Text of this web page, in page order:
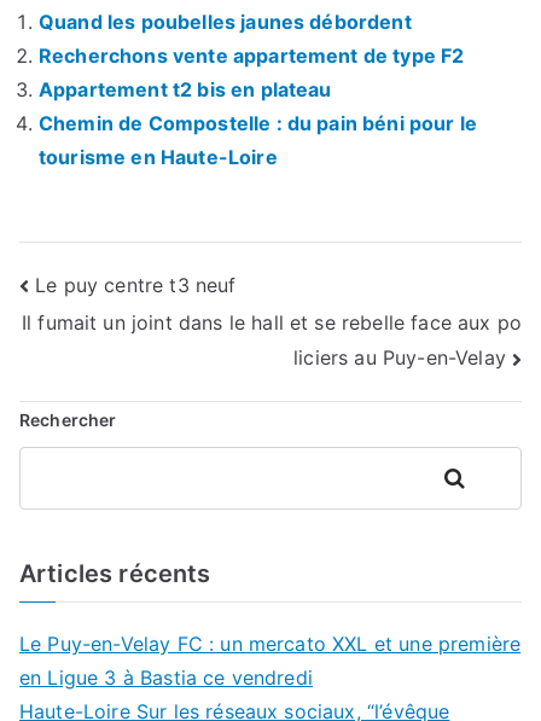
Quand les poubelles jaunes débordent
Recherchons vente appartement de type F2
Appartement t2 bis en plateau
Chemin de Compostelle : du pain béni pour le
tourisme en Haute-Loire
Navigation
de
l’article
Le puy centre t3 neuf
Il fumait un joint dans le hall et se rebelle face aux po
liciers au Puy-en-Velay
Rechercher
Rechercher
Articles récents
Le Puy-en-Velay FC : un mercato XXL et une première
en Ligue 3 à Bastia ce vendredi
Haute-Loire Sur les réseaux sociaux, “l’évêque